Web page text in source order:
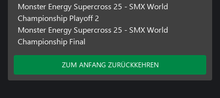
Monster Energy Supercross 25 - SMX World
Championship Playoff 2
Monster Energy Supercross 25 - SMX World
Championship Final
ZUM ANFANG ZURÜCKKEHREN